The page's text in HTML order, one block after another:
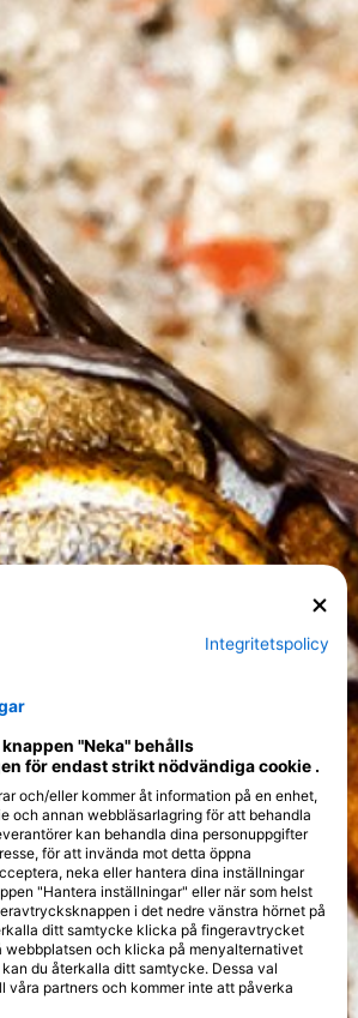
Integritetspolicy
"Neka" behålls
för endast strikt nödvändiga cookie .
och/eller kommer åt information på en enhet,
och annan webbläsarlagring för att behandla
kan behandla dina personuppgifter
för att invända mot detta öppna
neka eller hantera dina inställningar
"Hantera inställningar" eller när som helst
i det nedre vänstra hörnet på
ditt samtycke klicka på fingeravtrycket
webbplatsen och klicka på menyalternativet
du återkalla ditt samtycke. Dessa val
våra partners och kommer inte att påverka